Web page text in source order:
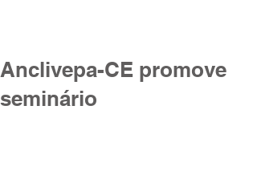
Anclivepa-CE promove
seminário